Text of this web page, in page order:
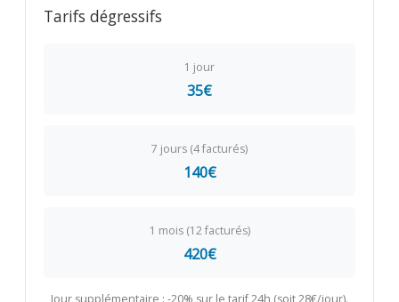
Tarifs dégressifs
1 jour
35€
7 jours (4 facturés)
140€
1 mois (12 facturés)
420€
Jour supplémentaire : -20% sur le tarif 24h (soit 28€/jour).